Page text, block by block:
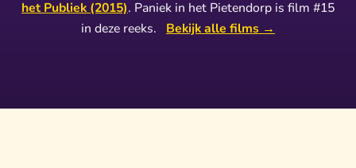
het Publiek (2015). Paniek in het Pietendorp is film #15
in deze reeks.
Bekijk alle films →